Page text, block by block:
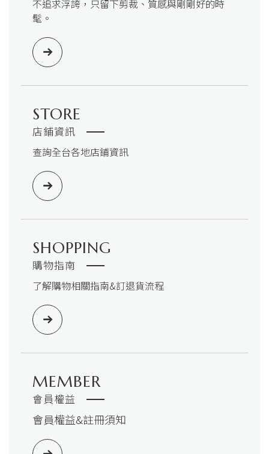
不追求浮誇，只留下剪裁、質感與剛剛好的時
髦。
STORE
店鋪資訊
查詢全台各地店鋪資訊
SHOPPING
購物指南
了解購物相關指南&訂退貨流程
MEMBER
會員權益
會員權益&註冊須知